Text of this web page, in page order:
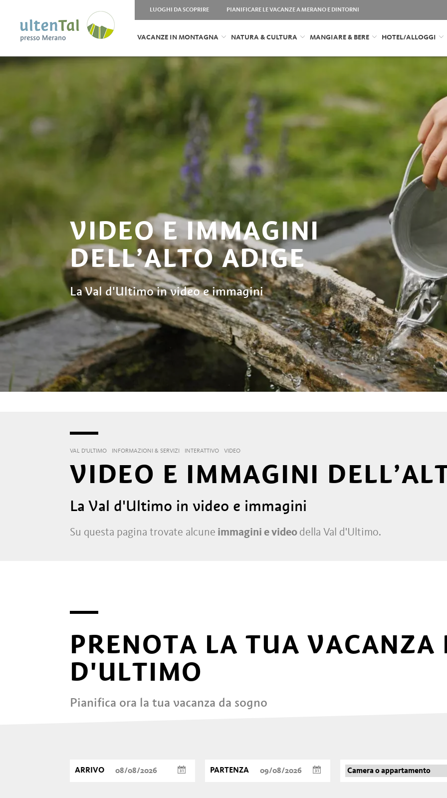
LUOGHI DA SCOPRIRE PIANIFICARE LE VACANZE A MERANO E DINTORNI
VACANZE IN MONTAGNA NATURA & CULTURA MANGIARE & BERE HOTEL/ALLOGGI
VIDEO E IMMAGINI
DELL’ALTO ADIGE
La Val d'Ultimo in video e immagini
VAL D'ULTIMO INFORMAZIONI & SERVIZI INTERATTIVO VIDEO
VIDEO E IMMAGINI
La Val d'Ultimo in video e immagini
Su questa pagina trovate alcune immagini e video della Val d'Ultimo.
PRENOTA LA TUA VACANZA
D'ULTIMO
Pianifica ora la tua vacanza da sogno
ARRIVO PARTENZA